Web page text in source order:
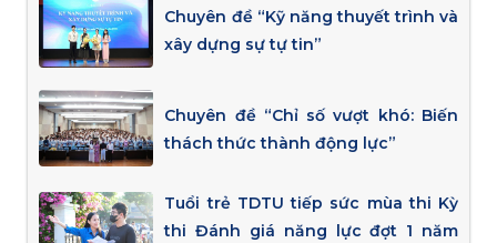
Chuyên đề “Kỹ năng thuyết trình và
xây dựng sự tự tin”
Chuyên đề “Chỉ số vượt khó: Biến
thách thức thành động lực”
Tuổi trẻ TDTU tiếp sức mùa thi Kỳ
thi Đánh giá năng lực đợt 1 năm